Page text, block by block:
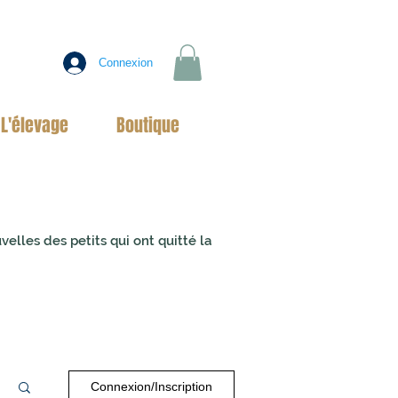
Connexion
L'élevage Boutique
des petits qui ont quitté la
Connexion/Inscription